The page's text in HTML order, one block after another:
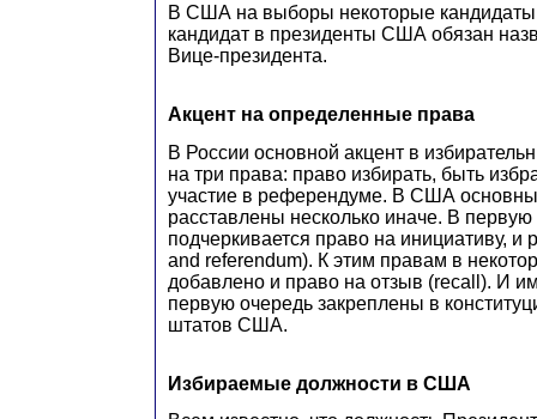
В США на выборы некоторые
кандидат в президенты США обязан
Вице-президента.
Акцент на определенные права
В России основной акцент в
на три права: право избирать, быть
участие в референдуме. В США
расставлены несколько иначе. В первую
подчеркивается право на инициативу,
and referendum). К этим правам в
добавлено и право на отзыв (recall). И
первую очередь закреплены в
штатов США.
Избираемые должности в США